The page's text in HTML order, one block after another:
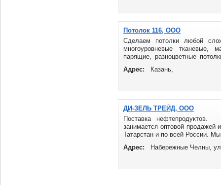
Потолок 116, ООО
Сделаем потолки любой
многоуровневые тканевые,
парящие, разноцветные
Адрес: Казань,
ДИ-ЗЕЛЬ ТРЕЙД, ООО
Поставка
занимается оптовой продажей
Татарстан и по всей России.
Адрес:
Набережные Челны,